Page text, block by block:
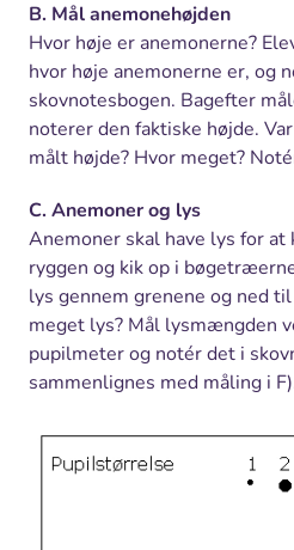
B. Mål anemonehøjden
Hvor høje er anemonerne?
hvor høje anemonerne er, og
skovnotesbogen. Bagefter
noterer den faktiske højde.
målt højde? Hvor meget?
C. Anemoner og lys
Anemoner skal have lys for
ryggen og kik op i
lys gennem grenene og ned
meget lys? Mål lysmængden
pupilmeter og notér det i
sammenlignes med måling i